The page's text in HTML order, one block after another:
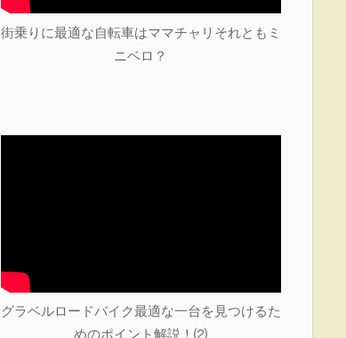
街乗りに最適な自転車はママチャリそれともミ
ニベロ？
グラベルロードバイク最適な一台を見つけるた
めのポイント解説！⑵